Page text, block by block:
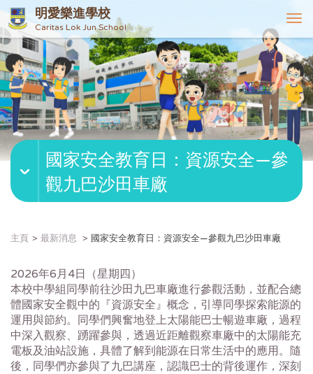
明愛樂進學校
Caritas Lok Jun School
T
o
g
g
l
e
n
v
國家安全教育日：資源安全—參
觀九巴沙田車廠
主頁 最新消息 國家安全教育日：資源安全—參觀九巴沙田車廠
2026年6月4日（星期四）
本校中學組同學前往沙田九巴車廠進行參觀活動，並配合總
體國家安全觀中的『資源安全』概念，引導同學探索能源的
運用與節約。同學們興奮地登上太陽能巴士暢遊車廠，過程
中深入觀察、踴躍參與，透過近距離觀察車廠中的太陽能充
電板及油站設施，具體了解到能源在日常生活中的應用。隨
後，同學們亦參與了九巴講座，認識巴士的背後運作，深刻